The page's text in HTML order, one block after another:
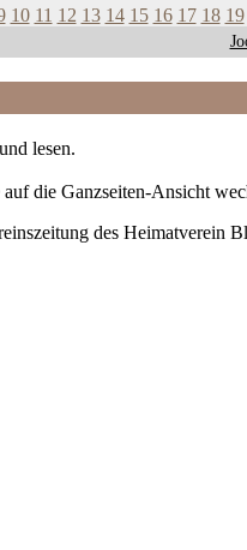
10 11 12 13 14 15 16 17 18 19
lesen.
die Ganzseiten-Ansicht
des Heimatverein